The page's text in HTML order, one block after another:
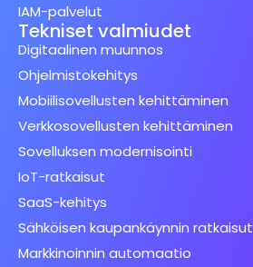
IAM-palvelut
Tekniset valmiudet
Digitaalinen muunnos
Ohjelmistokehitys
Mobiilisovellusten kehittäminen
Verkkosovellusten kehittäminen
Sovelluksen modernisointi
IoT-ratkaisut
SaaS-kehitys
Sähköisen kaupankäynnin ratkaisut
Markkinoinnin automaatio